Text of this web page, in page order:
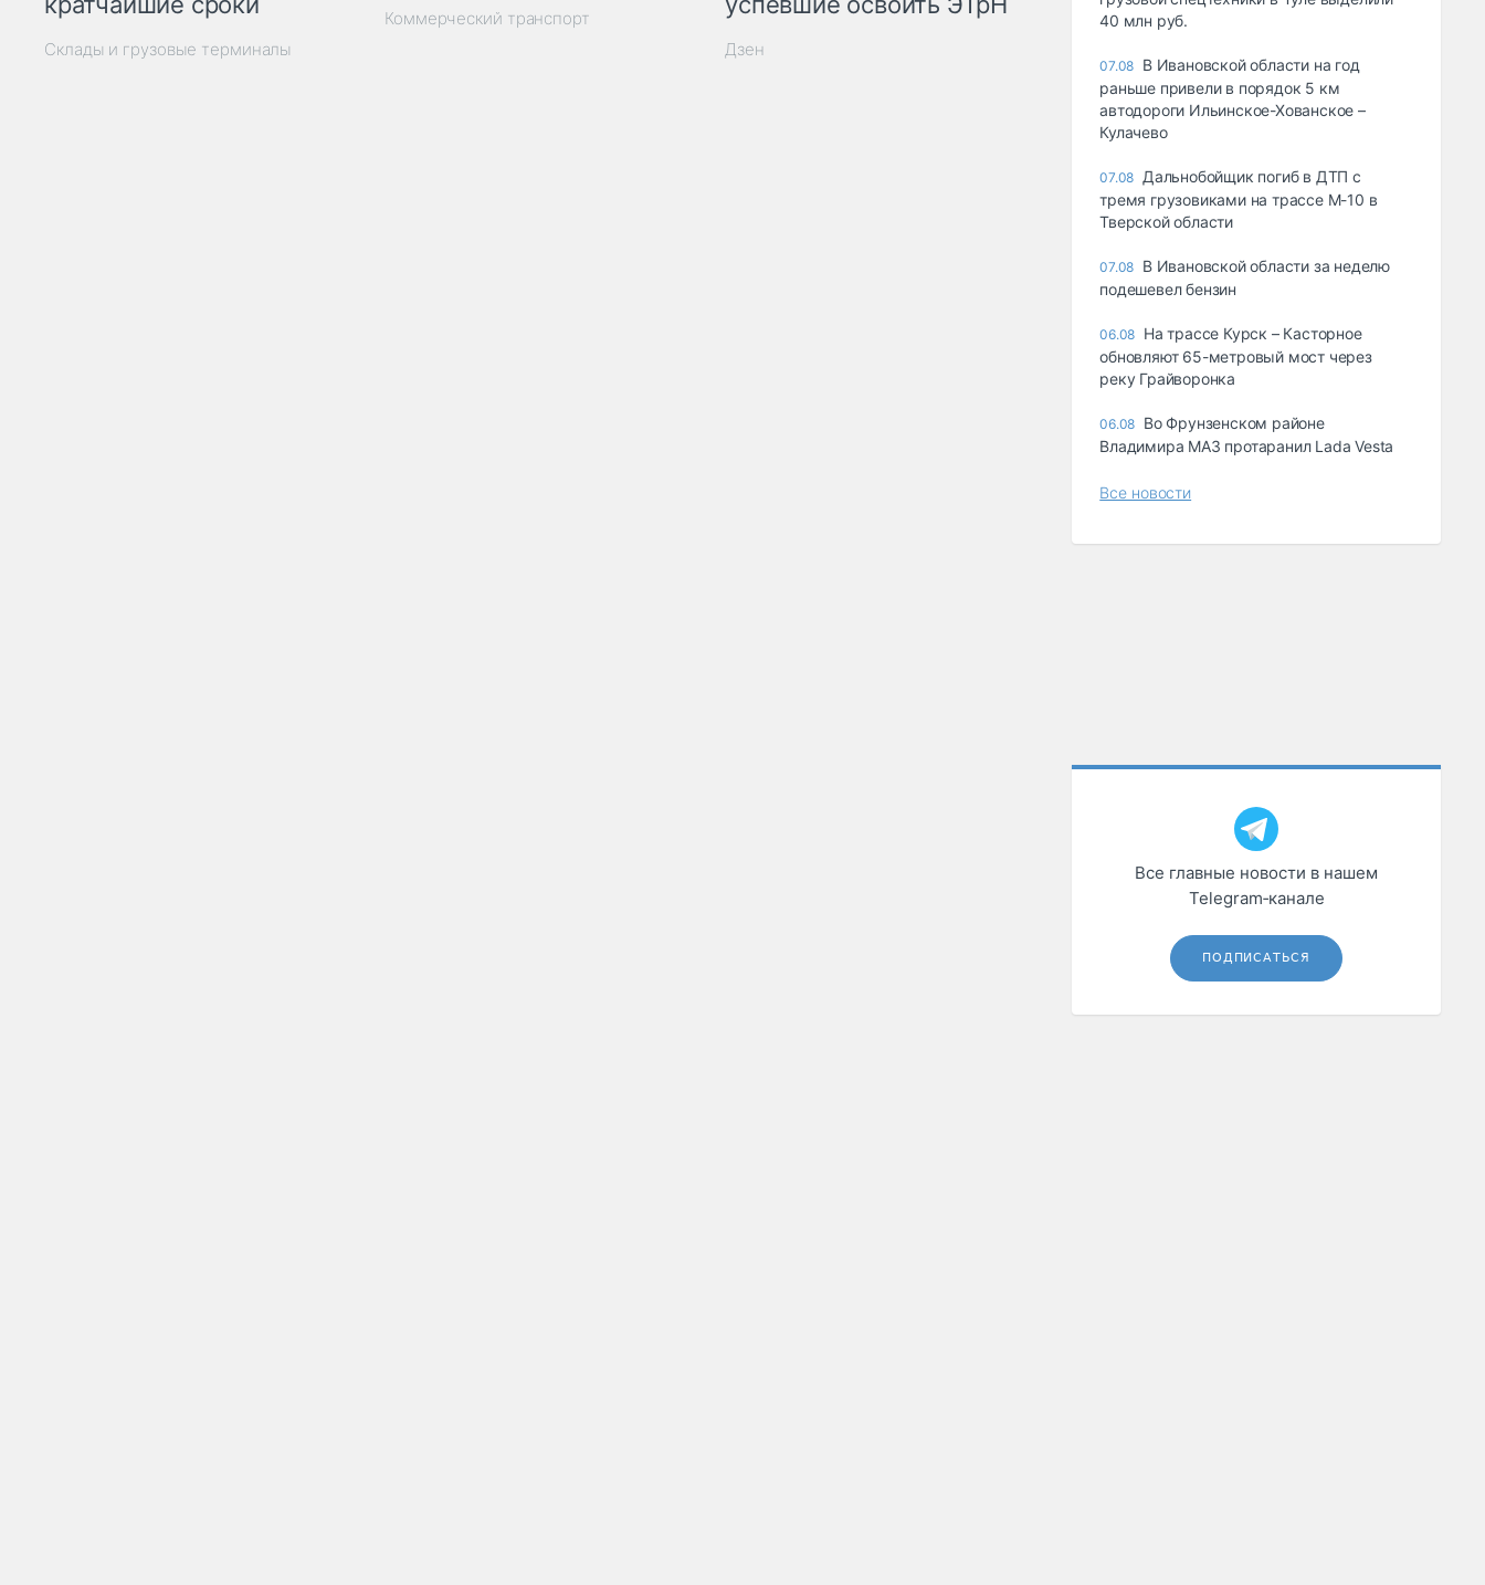
Склады и грузовые терминалы
Коммерческий транспорт
Дзен
40 млн руб.
07.08 В Ивановской области на год
раньше привели в порядок 5 км
автодороги Ильинское-Хованское –
Кулачево
07.08 Дальнобойщик погиб в ДТП с
тремя грузовиками на трассе М-10 в
Тверской области
07.08 В Ивановской области за неделю
подешевел бензин
06.08 На трассе Курск – Касторное
обновляют 65-метровый мост через
реку Грайворонка
06.08 Во Фрунзенском районе
Владимира МАЗ протаранил Lada Vesta
Все новости
Все главные новости в нашем
Telegram‑канале
ПОДПИСАТЬСЯ